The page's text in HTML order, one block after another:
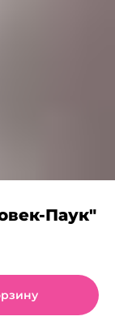
Паук"